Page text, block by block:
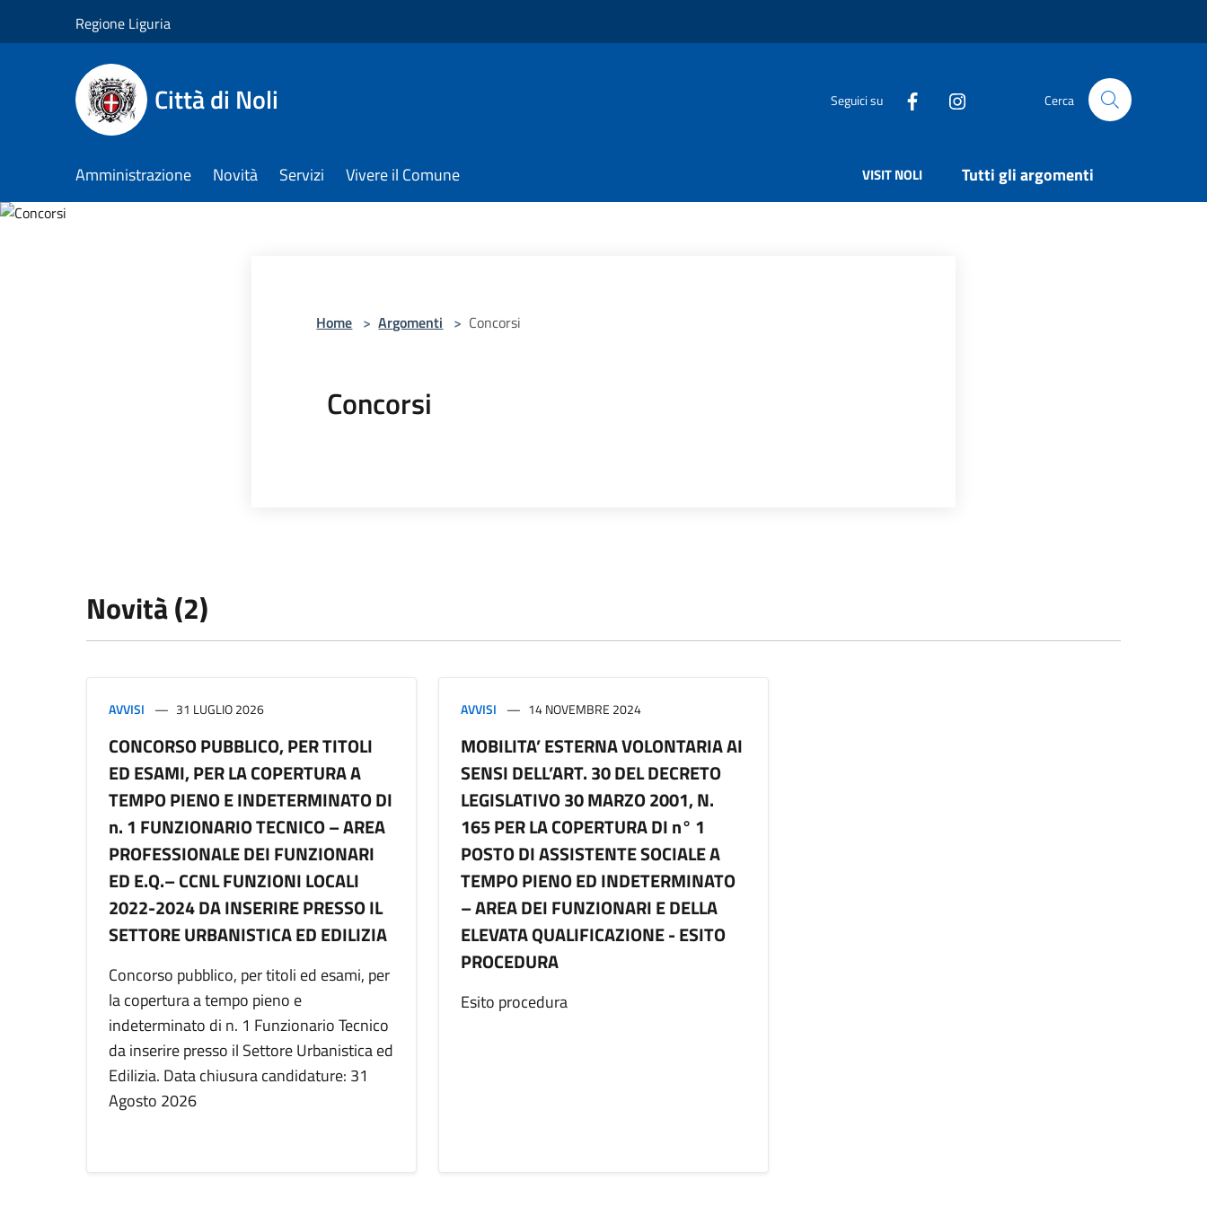
Regione Liguria
Città di Noli Seguici su Cerca
Amministrazione Novità Servizi Vivere il Comune VISIT NOLI Tutti gli argomenti
Home > Argomenti > Concorsi
Concorsi
Novità (2)
AVVISI 31 LUGLIO 2026
CONCORSO PUBBLICO, PER TITOLI
ED ESAMI, PER LA COPERTURA A
TEMPO PIENO E INDETERMINATO DI
n. 1 FUNZIONARIO TECNICO – AREA
PROFESSIONALE DEI FUNZIONARI
ED E.Q.– CCNL FUNZIONI LOCALI
2022-2024 DA INSERIRE PRESSO IL
SETTORE URBANISTICA ED EDILIZIA
Concorso pubblico, per titoli ed esami, per
la copertura a tempo pieno e
indeterminato di n. 1 Funzionario Tecnico
da inserire presso il Settore Urbanistica ed
Edilizia. Data chiusura candidature: 31
Agosto 2026
AVVISI 14 NOVEMBRE 2024
MOBILITA’ ESTERNA VOLONTARIA AI
SENSI DELL’ART. 30 DEL DECRETO
LEGISLATIVO 30 MARZO 2001, N.
165 PER LA COPERTURA DI n° 1
POSTO DI ASSISTENTE SOCIALE A
TEMPO PIENO ED INDETERMINATO
– AREA DEI FUNZIONARI E DELLA
ELEVATA QUALIFICAZIONE - ESITO
PROCEDURA
Esito procedura